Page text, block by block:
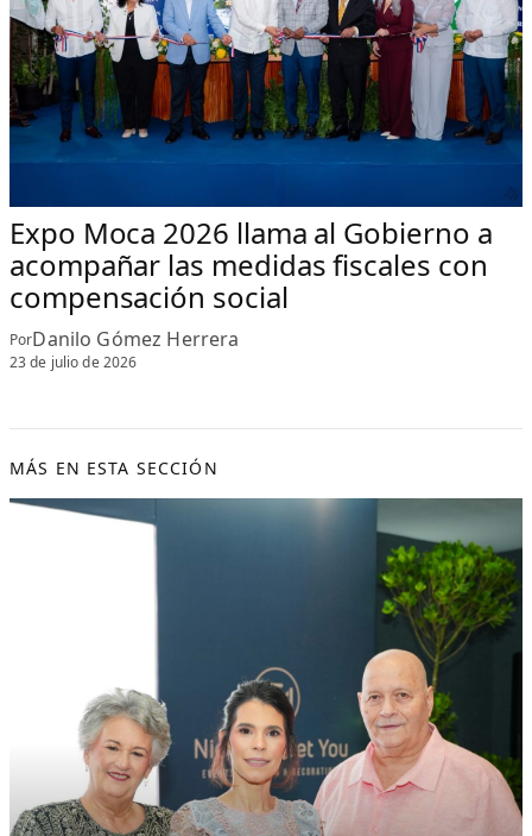
Expo Moca 2026 llama al Gobierno a
acompañar las medidas fiscales con
compensación social
PorDanilo Gómez Herrera
23 de julio de 2026
MÁS EN ESTA SECCIÓN